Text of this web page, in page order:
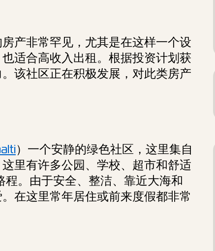
产非常罕见，尤其是在这样一个设
适合高收入出租。根据投资计划获
该社区正在积极发展，对此类房产
）一个安静的绿色社区，这里集自
里有许多公园、学校、超市和舒适
程。由于安全、整洁、靠近大海和
在这里常年居住或前来度假都非常